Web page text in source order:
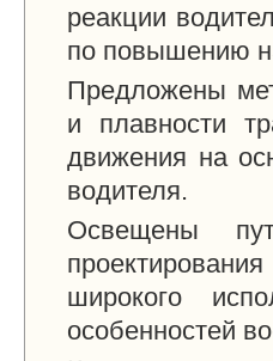
реакции
по повышению
Предложены
и плавности
движения на
водителя.
Освещены
широкого
особенностей